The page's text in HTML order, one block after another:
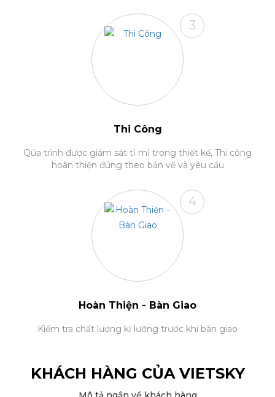
3
Thi Công
Qúa trình được giám sát tỉ mỉ trong thiết kế, Thi công
hoàn thiện đúng theo bản vẽ và yêu cầu
4
Hoàn Thiện - Bàn Giao
Kiểm tra chất lượng kĩ lưỡng trước khi bàn giao
KHÁCH HÀNG CỦA VIETSKY